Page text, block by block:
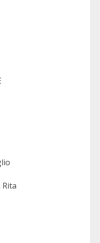
Rita